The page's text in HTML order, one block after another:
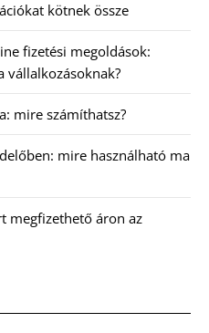
kötnek össze
fizetési megoldások:
vállalkozásoknak?
mire számíthatsz?
mire használható ma
megfizethető áron az